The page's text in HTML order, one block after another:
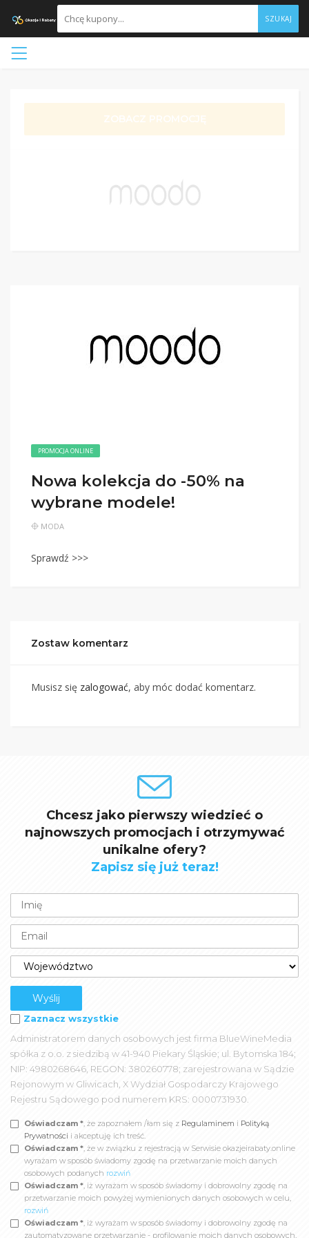
SZUKAJ
ZOBACZ PROMOCJĘ
PROMOCJA ONLINE
Nowa kolekcja do -50% na
wybrane modele!
MODA
Sprawdź >>>
Zostaw komentarz
Musisz się zalogować, aby móc dodać komentarz.
Chcesz jako pierwszy wiedzieć o
najnowszych promocjach i otrzymywać
unikalne ofery?
Zapisz się już teraz!
Zaznacz wszystkie
Administratorem danych osobowych jest firma BlueWineMedia
spółka z o.o. z siedzibą w 41-940 Piekary Śląskie; ul. Bytomska 184;
NIP: 4980268646, REGON: 380260778; zarejestrowana w Sądzie
Rejonowym w Gliwicach, X Wydział Gospodarczy Krajowego
Rejestru Sądowego pod numerem KRS: 0000731930.
Oświadczam *, że zapoznałem /łam się z Regulaminem i Polityką
Prywatności i akceptuję ich treść.
Oświadczam *, że w związku z rejestracją w Serwisie okazjeirabaty.online
wyrażam w sposób świadomy zgodę na przetwarzanie moich danych
osobowych podanych rozwiń
Oświadczam *, iż wyrażam w sposób świadomy i dobrowolny zgodę na
przetwarzanie moich powyżej wymienionych danych osobowych w celu,
rozwiń
Oświadczam *, iż wyrażam w sposób świadomy i dobrowolny zgodę na
zautomatyzowane przetwarzanie - profilowanie moich danych osobowych,